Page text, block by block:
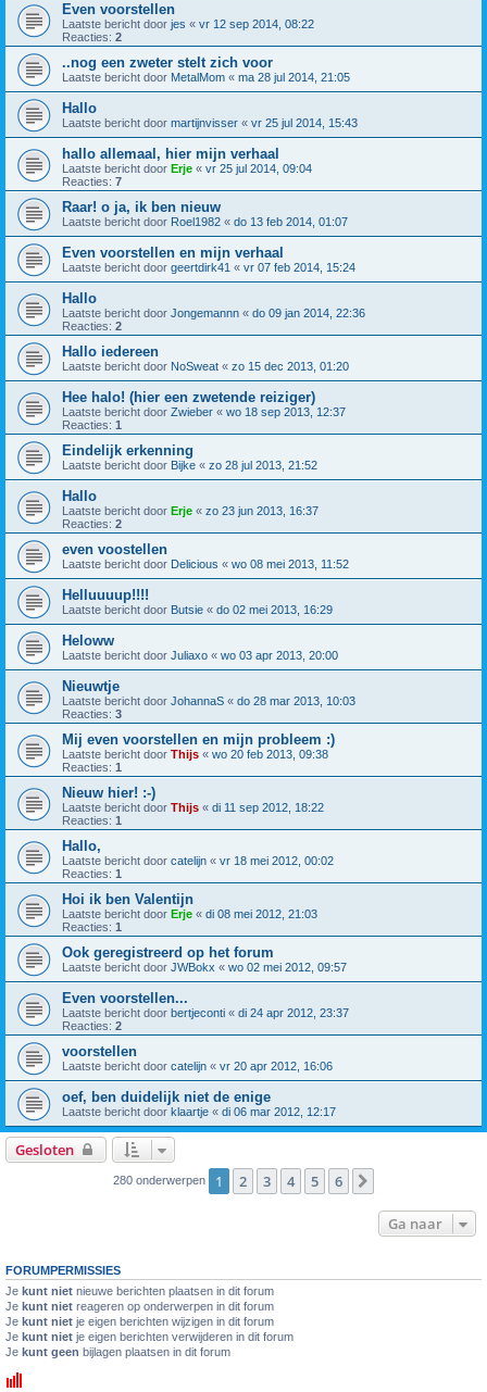
Even voorstellen
Laatste bericht door jes « vr 12 sep 2014, 08:22
Reacties: 2
..nog een zweter stelt zich voor
Laatste bericht door MetalMom « ma 28 jul 2014, 21:05
Hallo
Laatste bericht door martijnvisser « vr 25 jul 2014, 15:43
hallo allemaal, hier mijn verhaal
Laatste bericht door Erje « vr 25 jul 2014, 09:04
Reacties: 7
Raar! o ja, ik ben nieuw
Laatste bericht door Roel1982 « do 13 feb 2014, 01:07
Even voorstellen en mijn verhaal
Laatste bericht door geertdirk41 « vr 07 feb 2014, 15:24
Hallo
Laatste bericht door Jongemannn « do 09 jan 2014, 22:36
Reacties: 2
Hallo iedereen
Laatste bericht door NoSweat « zo 15 dec 2013, 01:20
Hee halo! (hier een zwetende reiziger)
Laatste bericht door Zwieber « wo 18 sep 2013, 12:37
Reacties: 1
Eindelijk erkenning
Laatste bericht door Bijke « zo 28 jul 2013, 21:52
Hallo
Laatste bericht door Erje « zo 23 jun 2013, 16:37
Reacties: 2
even voostellen
Laatste bericht door Delicious « wo 08 mei 2013, 11:52
Helluuuup!!!!
Laatste bericht door Butsie « do 02 mei 2013, 16:29
Heloww
Laatste bericht door Juliaxo « wo 03 apr 2013, 20:00
Nieuwtje
Laatste bericht door JohannaS « do 28 mar 2013, 10:03
Reacties: 3
Mij even voorstellen en mijn probleem :)
Laatste bericht door Thijs « wo 20 feb 2013, 09:38
Reacties: 1
Nieuw hier! :-)
Laatste bericht door Thijs « di 11 sep 2012, 18:22
Reacties: 1
Hallo,
Laatste bericht door catelijn « vr 18 mei 2012, 00:02
Reacties: 1
Hoi ik ben Valentijn
Laatste bericht door Erje « di 08 mei 2012, 21:03
Reacties: 1
Ook geregistreerd op het forum
Laatste bericht door JWBokx « wo 02 mei 2012, 09:57
Even voorstellen...
Laatste bericht door bertjeconti « di 24 apr 2012, 23:37
Reacties: 2
voorstellen
Laatste bericht door catelijn « vr 20 apr 2012, 16:06
oef, ben duidelijk niet de enige
Laatste bericht door klaartje « di 06 mar 2012, 12:17
Gesloten
280 onderwerpen 1 2 3 4 5 6
Ga naar
FORUMPERMISSIES
Je kunt niet nieuwe berichten plaatsen in dit forum
Je kunt niet reageren op onderwerpen in dit forum
Je kunt niet je eigen berichten wijzigen in dit forum
Je kunt niet je eigen berichten verwijderen in dit forum
Je kunt geen bijlagen plaatsen in dit forum